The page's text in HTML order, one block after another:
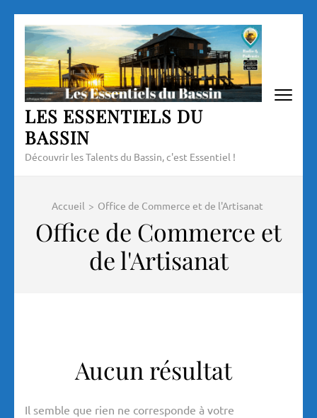
Aller
contenu
(Pressez
Entrée)
LES ESSENTIELS DU
BASSIN
Découvrir les Talents du Bassin, c'est Essentiel !
Accueil > Office de Commerce et de l'Artisanat
Office de Commerce et
de l'Artisanat
Aucun résultat
Il semble que rien ne corresponde à votre